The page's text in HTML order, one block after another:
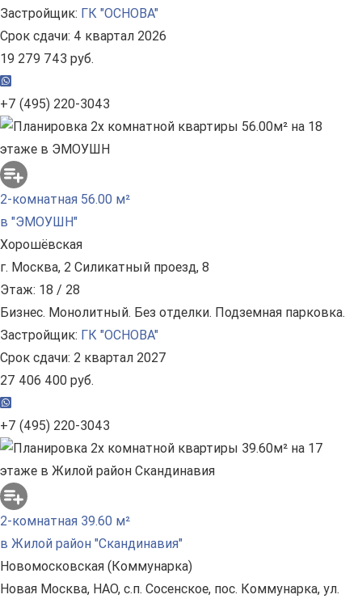
Застройщик: ГК "ОСНОВА"
Срок сдачи: 4 квартал 2026
19 279 743 руб.
+7 (495) 220-3043
2-комнатная 56.00 м²
в "ЭМОУШН"
Хорошёвская
г. Москва, 2 Силикатный проезд, 8
Этаж: 18 / 28
Бизнес. Монолитный. Без отделки. Подземная парковка.
Застройщик: ГК "ОСНОВА"
Срок сдачи: 2 квартал 2027
27 406 400 руб.
+7 (495) 220-3043
2-комнатная 39.60 м²
в Жилой район "Скандинавия"
Новомосковская (Коммунарка)
Новая Москва, НАО, с.п. Сосенское, пос. Коммунарка, ул.